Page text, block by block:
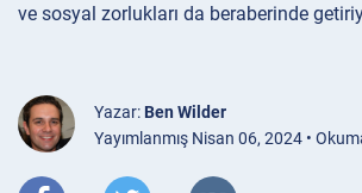
ve sosyal zorlukları da beraberinde
Yazar: Ben Wilder
Yayımlanmış Nisan 06, 2024 •